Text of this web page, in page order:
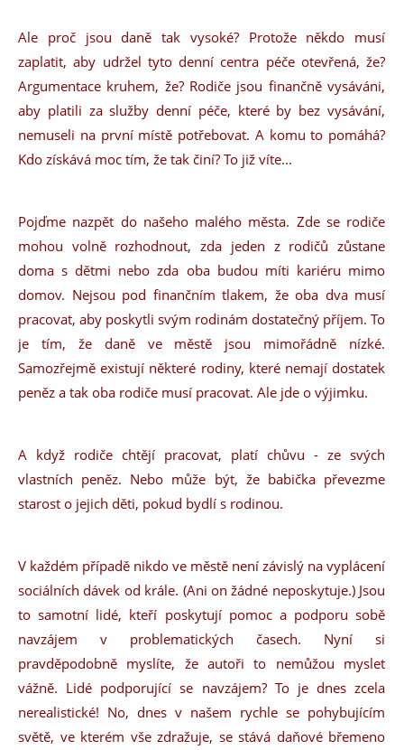
Ale proč jsou daně tak vysoké? Protože někdo musí
zaplatit, aby udržel tyto denní centra péče otevřená, že?
Argumentace kruhem, že? Rodiče jsou finančně vysáváni,
aby platili za služby denní péče, které by bez vysávání,
nemuseli na první místě potřebovat. A komu to pomáhá?
Kdo získává moc tím, že tak činí? To již víte...
Pojďme nazpět do našeho malého města. Zde se rodiče
mohou volně rozhodnout, zda jeden z rodičů zůstane
doma s dětmi nebo zda oba budou míti kariéru mimo
domov. Nejsou pod finančním tlakem, že oba dva musí
pracovat, aby poskytli svým rodinám dostatečný příjem. To
je tím, že daně ve městě jsou mimořádně nízké.
Samozřejmě existují některé rodiny, které nemají dostatek
peněz a tak oba rodiče musí pracovat. Ale jde o výjimku.
A když rodiče chtějí pracovat, platí chůvu - ze svých
vlastních peněz. Nebo může být, že babička převezme
starost o jejich děti, pokud bydlí s rodinou.
V každém případě nikdo ve městě není závislý na vyplácení
sociálních dávek od krále. (Ani on žádné neposkytuje.) Jsou
to samotní lidé, kteří poskytují pomoc a podporu sobě
navzájem v problematických časech. Nyní si
pravděpodobně myslíte, že autoři to nemůžou myslet
vážně. Lidé podporující se navzájem? To je dnes zcela
nerealistické! No, dnes v našem rychle se pohybujícím
světě, ve kterém vše zdražuje, se stává daňové břemeno